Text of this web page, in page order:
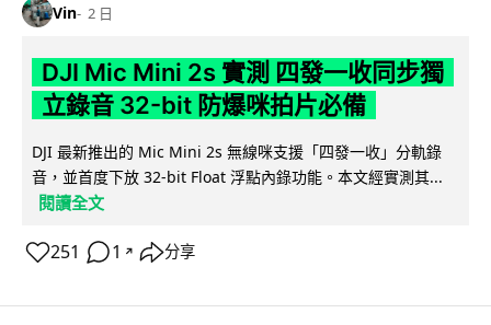
Vin 2 日
DJI Mic Mini 2s 實測 四發一收同步獨
立錄音 32-bit 防爆咪拍片必備
DJI 最新推出的 Mic Mini 2s 無線咪支援「四發一收」分軌錄
音，並首度下放 32-bit Float 浮點內錄功能。本文經實測其...
閱讀全文
251 1 ↗ 分享